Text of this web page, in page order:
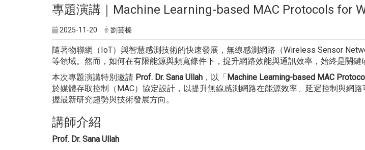
專題演講｜Machine Learning-based MAC Protocols for
2025-11-20 劉芸榛
隨著物聯網（IoT）與智慧感測技術的快速發展，無線感測網路（Wireless Sensor
等領域。然而，如何在有限能源與頻寬條件下，提升網路效能與通訊效率，始終是關鍵
本次專題演講特別邀請 Prof. Dr. Sana Ullah ，以「 Machine Learning-based MAC
於媒體存取控制（MAC）協定設計，以提升無線感測網路在能源效率、延遲控制與網
握最新研究趨勢與技術發展方向。
講師介紹
Prof. Dr. Sana Ullah